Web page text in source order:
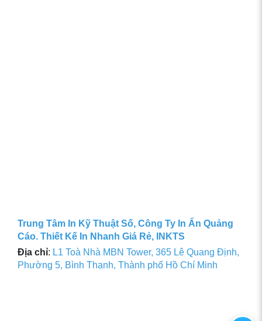
Trung Tâm In Kỹ Thuật Số, Công Ty In Ấn Quảng
Cáo. Thiết Kế In Nhanh Giá Rẻ, INKTS
Địa chỉ: L1 Toà Nhà MBN Tower, 365 Lê Quang Định,
Phường 5, Bình Thạnh, Thành phố Hồ Chí Minh